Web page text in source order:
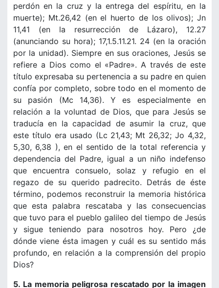
perdón en la cruz y la entrega del espíritu, en la
muerte); Mt.26,42 (en el huerto de los olivos); Jn
11,41 (en la resurrección de Lázaro), 12.27
(anunciando su hora); 17,1.5.11.21. 24 (en la oración
por la unidad). Siempre en sus oraciones, Jesús se
refiere a Dios como el «Padre». A través de este
título expresaba su pertenencia a su padre en quien
confía por completo, sobre todo en el momento de
su pasión (Mc 14,36). Y es especialmente en
relación a la voluntad de Dios, que para Jesús se
traducía en la capacidad de asumir la cruz, que
este título era usado (Lc 21,43; Mt 26,32; Jo 4,32,
5,30, 6,38 ), en el sentido de la total referencia y
dependencia del Padre, igual a un niño indefenso
que encuentra consuelo, solaz y refugio en el
regazo de su querido padrecito. Detrás de éste
término, podemos reconstruir la memoria histórica
que esta palabra rescataba y las consecuencias
que tuvo para el pueblo galileo del tiempo de Jesús
y sigue teniendo para nosotros hoy. Pero ¿de
dónde viene ésta imagen y cuál es su sentido más
profundo, en relación a la comprensión del propio
Dios?
5. La memoria peligrosa rescatado por la imagen